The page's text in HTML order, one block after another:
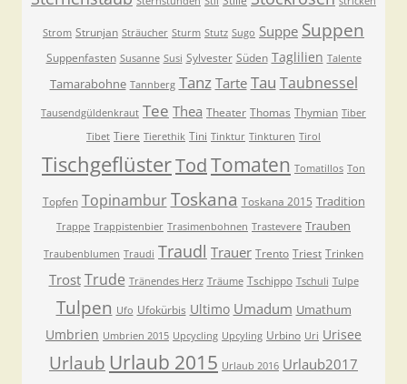
Strom Strunjan Sträucher Sturm Stutz Sugo Suppe Suppen
Suppenfasten Susanne Susi Sylvester Süden Taglilien Talente
Tamarabohne Tannberg Tanz Tarte Tau Taubnessel
Tausendgüldenkraut Tee Thea Theater Thomas Thymian Tiber
Tibet Tiere Tierethik Tini Tinktur Tinkturen Tirol
TischgeflüsterTodTomaten Tomatillos Ton
Topfen Topinambur Toskana Toskana 2015 Tradition
Trappe Trappistenbier Trasimenbohnen Trastevere Trauben
Traubenblumen Traudi Traudl Trauer Trento Triest Trinken
Trost Trude Tränendes Herz Träume Tschippo Tschuli Tulpe
Tulpen Ufo Ufokürbis Ultimo Umadum Umathum
Umbrien Umbrien 2015 Upcycling Upcyling Urbino Uri Urisee
Urlaub Urlaub 2015 Urlaub 2016 Urlaub2017